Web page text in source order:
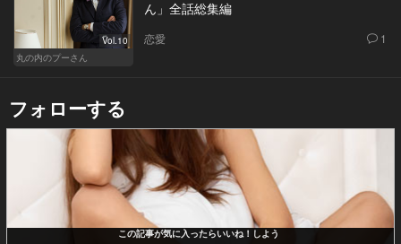
Vol.10
丸の内のプーさん
ん」全話総集編
恋愛 1
フォローする
この記事が気に入ったらいいね！しよう